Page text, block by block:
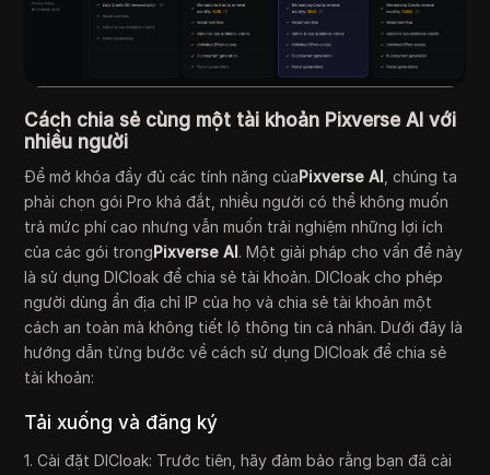
Cách chia sẻ cùng một tài khoản Pixverse AI với
nhiều người
Để mở khóa đầy đủ các tính năng củaPixverse AI , chúng ta
phải chọn gói Pro khá đắt, nhiều người có thể không muốn
trả mức phí cao nhưng vẫn muốn trải nghiệm những lợi ích
của các gói trongPixverse AI. Một giải pháp cho vấn đề này
là sử dụng DICloak để chia sẻ tài khoản. DICloak cho phép
người dùng ẩn địa chỉ IP của họ và chia sẻ tài khoản một
cách an toàn mà không tiết lộ thông tin cá nhân. Dưới đây là
hướng dẫn từng bước về cách sử dụng DICloak để chia sẻ
tài khoản:
Tải xuống và đăng ký
1. Cài đặt DICloak: Trước tiên, hãy đảm bảo rằng bạn đã cài